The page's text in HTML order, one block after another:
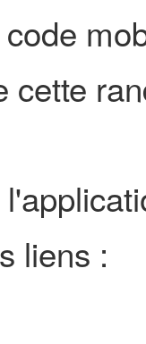
cette
liens :